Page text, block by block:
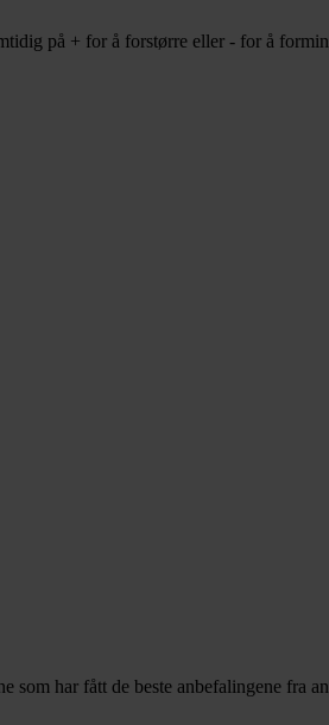
på + for å forstørre eller - for å
som har fått de beste anbefalingene